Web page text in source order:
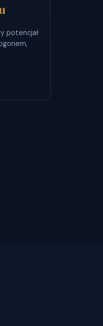
potencjał